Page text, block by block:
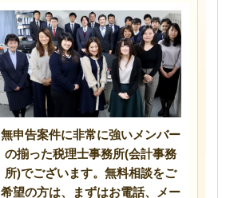
無申告案件に非常に強いメンバー
の揃った税理士事務所(会計事務
所)でございます。無料相談をご
希望の方は、まずはお電話、メー